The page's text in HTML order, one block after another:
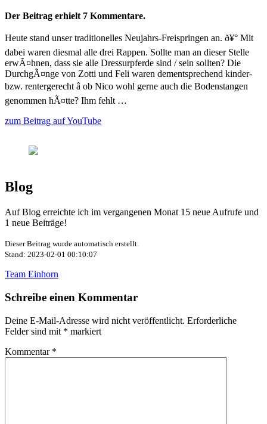
Der Beitrag erhielt 7 Kommentare.
Heute stand unser traditionelles Neujahrs-Freispringen an. ð¥° Mit
dabei waren diesmal alle drei Rappen. Sollte man an dieser Stelle
erwÃ¤hnen, dass sie alle Dressurpferde sind / sein sollten? Die
DurchgÃ¤nge von Zotti und Feli waren dementsprechend kinder-
bzw. rentergerecht â ob Nico wohl gerne auch die Bodenstangen
genommen hÃ¤tte? Ihm fehlt …
zum Beitrag auf YouTube
Blog
Auf Blog erreichte ich im vergangenen Monat 15 neue Aufrufe und
1 neue Beiträge!
Dieser Beitrag wurde automatisch erstellt.
Stand: 2023-02-01 00:10:07
Team Einhorn
Schreibe einen Kommentar
Deine E-Mail-Adresse wird nicht veröffentlicht. Erforderliche
Felder sind mit * markiert
Kommentar *